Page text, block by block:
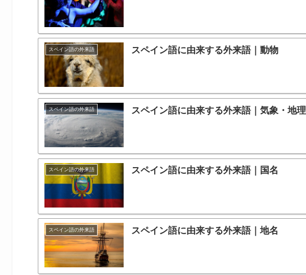
スペイン語の外来語 スペイン語に由来する外来語｜動物
スペイン語の外来語 スペイン語に由来する外来語｜気象・地理
スペイン語の外来語 スペイン語に由来する外来語｜国名
スペイン語の外来語 スペイン語に由来する外来語｜地名